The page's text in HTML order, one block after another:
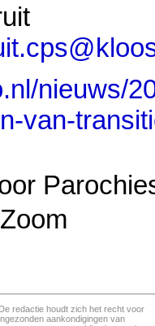
nieuws/
van-
De redactie houdt zich het recht voor
aankondigingen van